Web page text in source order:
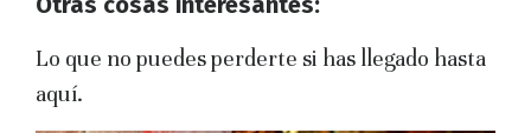
Lo que no puedes perderte si has llegado hasta
aquí.